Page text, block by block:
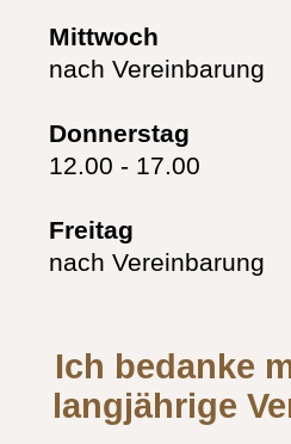
Mittwoch
nach Vereinbarung
Donnerstag
12.00 - 17.00
Freitag
nach Vereinbarung
Ich bedanke
langjährige